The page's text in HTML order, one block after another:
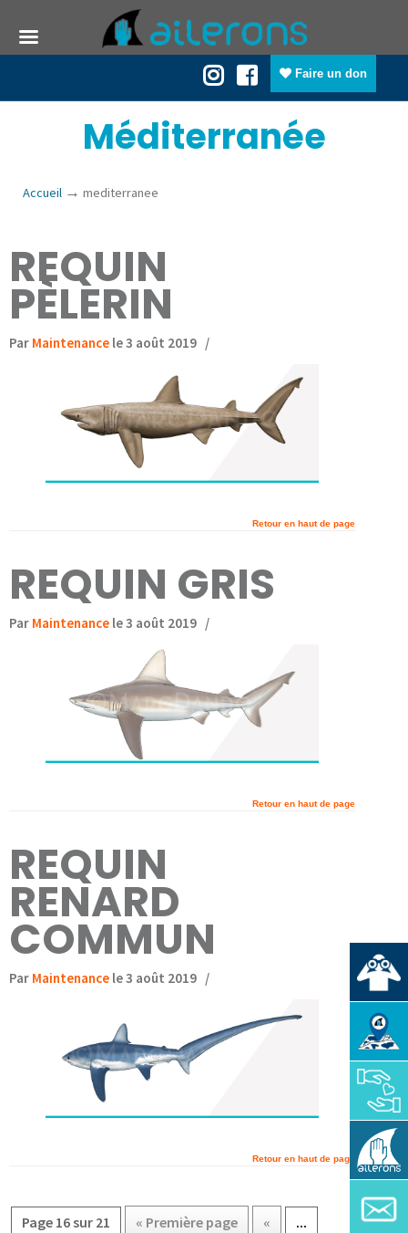
Faire un don
Méditerranée
Accueil → mediterranee
REQUIN
PÈLERIN
Par Maintenance le 3 août 2019 /
Retour en haut de page
REQUIN GRIS
Par Maintenance le 3 août 2019 /
Retour en haut de page
REQUIN
RENARD
COMMUN
Par Maintenance le 3 août 2019 /
Retour en haut de page
Page 16 sur 21 « Première page «
...